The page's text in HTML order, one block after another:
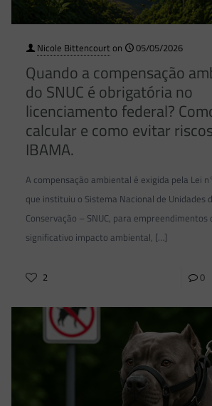
Nicole Bittencourton 05/05/2026
Quando a compensação
do SNUC é obrigatória no
licenciamento federal?
calcular e como evitar
IBAMA.
A compensação ambiental é exigida pela Lei
que instituiu o Sistema Nacional de Unidades
Conservação – SNUC, para empreendimentos
significativo impacto ambiental, […]
2 0